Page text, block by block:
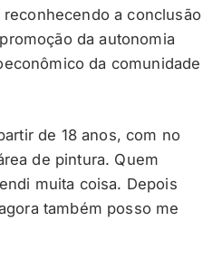
reconhecendo a conclusão
da autonomia
da comunidade
de 18 anos, com no
de pintura. Quem
muita coisa. Depois
também posso me